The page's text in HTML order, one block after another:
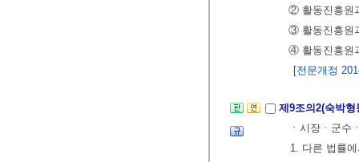
② 활동진흥원
③ 활동진흥원
④ 활동진흥원
[전문개정
제9조의2(숙박
ㆍ시장ㆍ군
1. 다른 법률